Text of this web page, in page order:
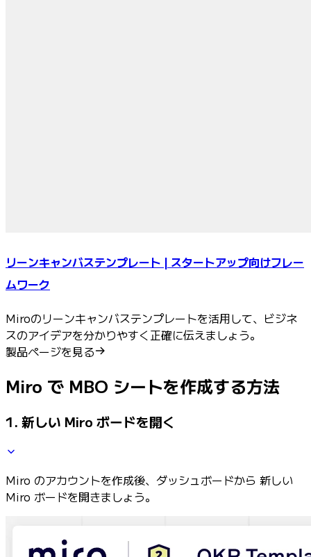
リーンキャンバステンプレート | スタートアップ向けフレー
ムワーク
Miroのリーンキャンバステンプレートを活用して、ビジネ
スのアイデアを分かりやすく正確に伝えましょう。
製品ページを見る
Miro で MBO シートを作成する方法
1. 新しい Miro ボードを開く
Miro のアカウントを作成後、ダッシュボードから 新しい
Miro ボードを開きましょう。